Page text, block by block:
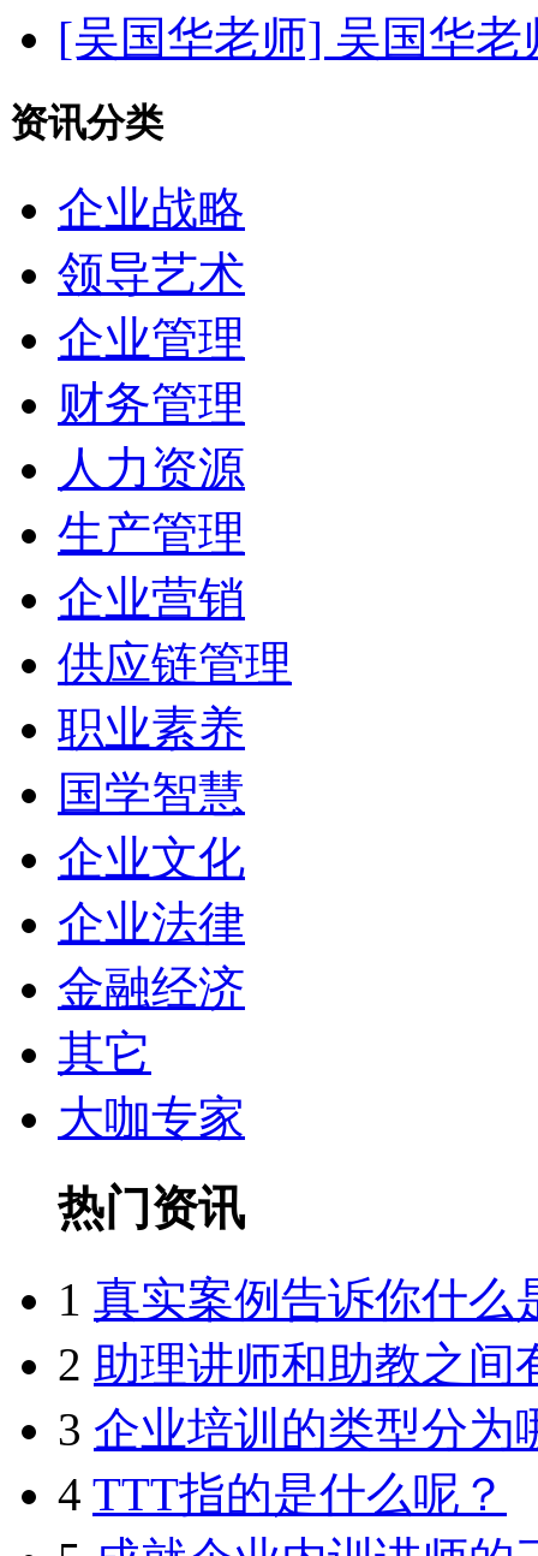
[吴国华老师] 吴国华老
资讯分类
企业战略
领导艺术
企业管理
财务管理
人力资源
生产管理
企业营销
供应链管理
职业素养
国学智慧
企业文化
企业法律
金融经济
其它
大咖专家
热门资讯
1 真实案例告诉你什么
2 助理讲师和助教之间
3 企业培训的类型分为
4 TTT指的是什么呢？